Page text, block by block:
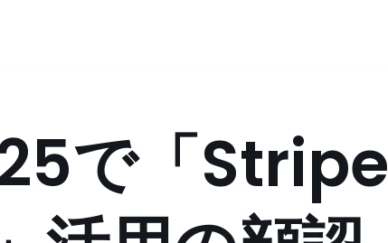
で「Stripe